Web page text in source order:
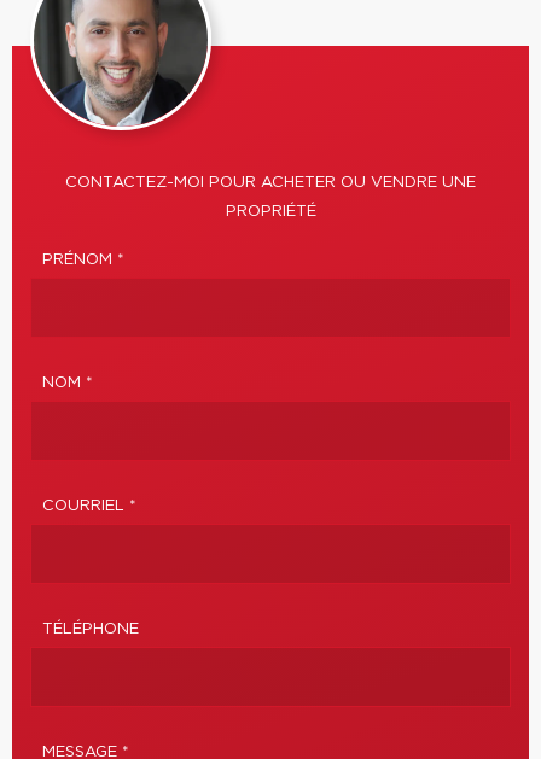
CONTACTEZ-MOI POUR ACHETER OU VENDRE UNE
PROPRIÉTÉ
PRÉNOM *
NOM *
COURRIEL *
TÉLÉPHONE
MESSAGE *